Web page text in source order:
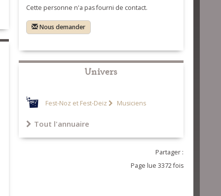
Cette personne n'a pas fourni de contact.
Nous demander
Univers
Fest-Noz et Fest-Deiz Musiciens
Tout l'annuaire
Partager :
Page lue 3372 fois